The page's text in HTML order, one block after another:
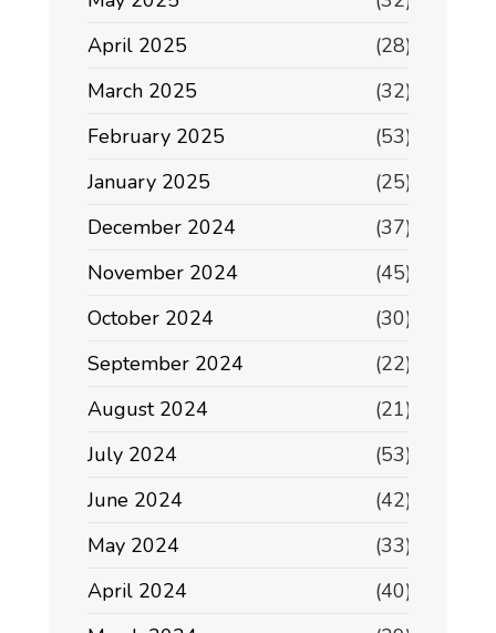
April 2025
(28)
March 2025
(32)
February 2025
(53)
January 2025
(25)
December 2024
(37)
November 2024
(45)
October 2024
(30)
September 2024
(22)
August 2024
(21)
July 2024
(53)
June 2024
(42)
May 2024
(33)
April 2024
(40)